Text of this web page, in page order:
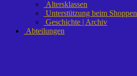
Altersklassen
Unterstützung beim Shoppen
Geschichte | Archiv
Abteilungen